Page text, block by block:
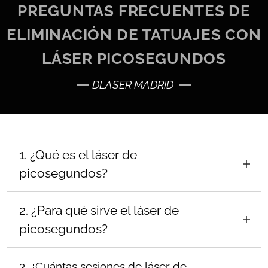
PREGUNTAS FRECUENTES DE
ELIMINACIÓN DE TATUAJES CON
LÁSER PICOSEGUNDOS
DLASER MADRID
1. ¿Qué es el láser de
picosegundos?
avanzada que elimina pigmentos de la piel
mediantepulsos ultracortos de energía
2. ¿Para qué sirve el láser de
picosegundos?